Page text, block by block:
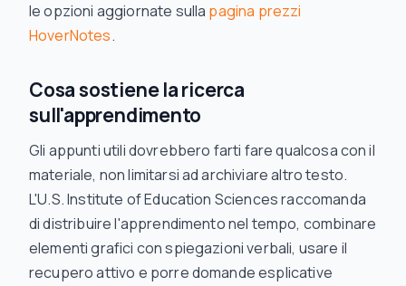
le opzioni aggiornate sulla pagina prezzi
HoverNotes.
Cosa sostiene la ricerca
sull'apprendimento
Gli appunti utili dovrebbero farti fare qualcosa con il
materiale, non limitarsi ad archiviare altro testo.
L'U.S. Institute of Education Sciences raccomanda
di distribuire l'apprendimento nel tempo, combinare
elementi grafici con spiegazioni verbali, usare il
recupero attivo e porre domande esplicative